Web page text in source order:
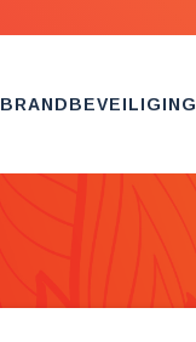
BRANDBEVEILIGING